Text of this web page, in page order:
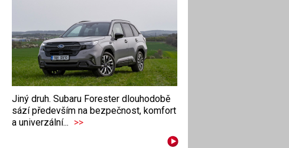
Jiný druh. Subaru Forester dlouhodobě
sází především na bezpečnost, komfort
a univerzální... >>